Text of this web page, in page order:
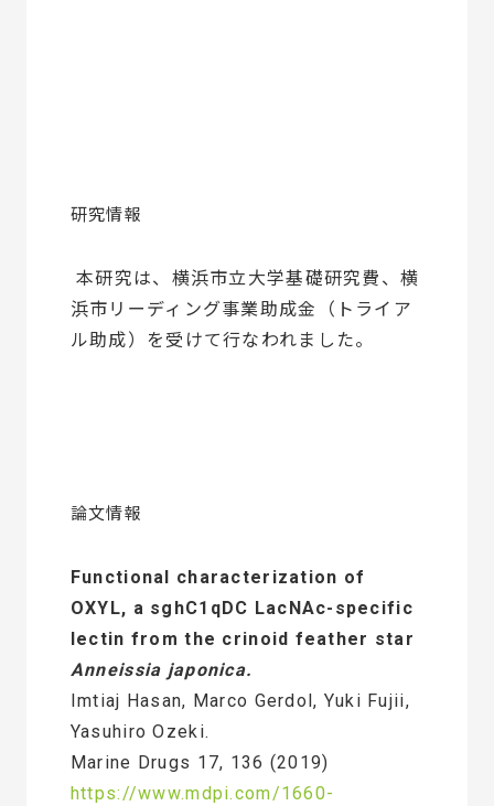
研究情報
本研究は、横浜市立大学基礎研究費、横
浜市リーディング事業助成金（トライア
ル助成）を受けて行なわれました。
論文情報
Functional characterization of
OXYL, a sghC1qDC LacNAc-specific
lectin from the crinoid feather star
Anneissia japonica.
Imtiaj Hasan, Marco Gerdol, Yuki Fujii,
Yasuhiro Ozeki.
Marine Drugs 17, 136 (2019)
https://www.mdpi.com/1660-